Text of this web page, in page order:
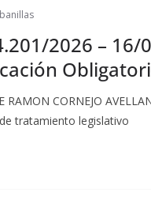
2026 –
RAMON CORNEJO
tratamiento legislativo